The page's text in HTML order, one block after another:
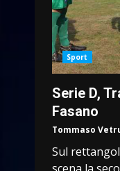
Sport
Serie D,
Fasano
Tommaso
Sul
scena la